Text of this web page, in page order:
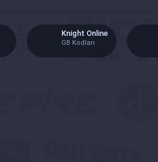
Knight Online Point Blank